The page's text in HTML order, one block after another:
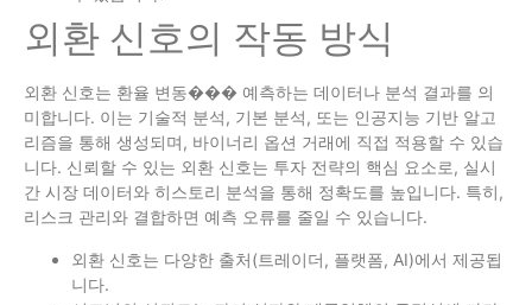
외환 신호의 작동 방식
외환 신호는 환율 변동��� 예측하는 데이터나 분석 결과를 의
미합니다. 이는 기술적 분석, 기본 분석, 또는 인공지능 기반 알고
리즘을 통해 생성되며, 바이너리 옵션 거래에 직접 적용할 수 있습
니다. 신뢰할 수 있는 외환 신호는 투자 전략의 핵심 요소로, 실시
간 시장 데이터와 히스토리 분석을 통해 정확도를 높입니다. 특히,
리스크 관리와 결합하면 예측 오류를 줄일 수 있습니다.
외환 신호는 다양한 출처(트레이더, 플랫폼, AI)에서 제공됩
니다.